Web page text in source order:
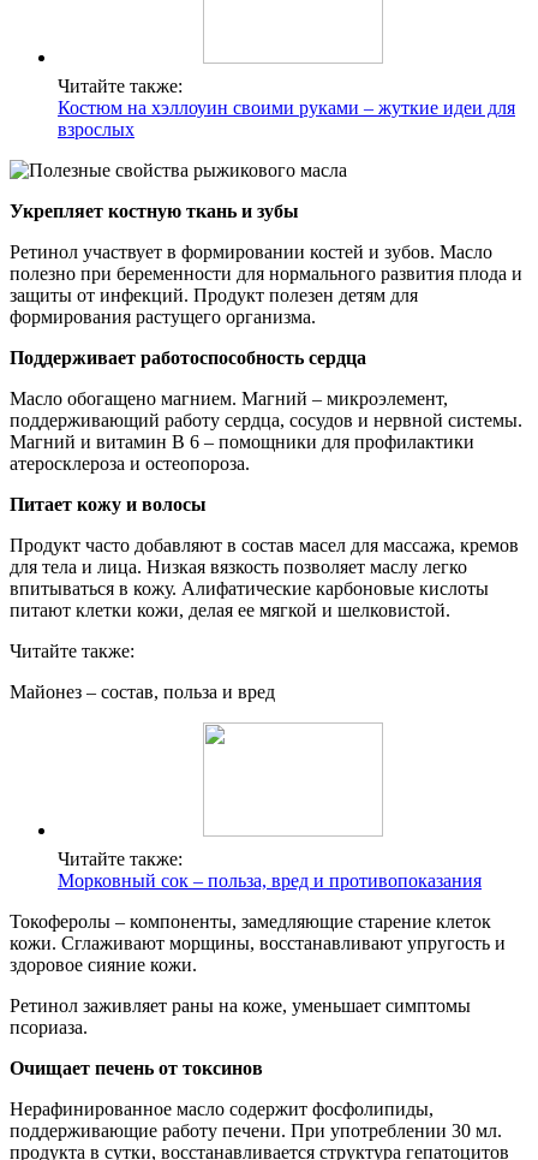
Читайте также:
Костюм на хэллоуин своими руками – жуткие идеи для
взрослых
Укрепляет костную ткань и зубы
Ретинол участвует в формировании костей и зубов. Масло
полезно при беременности для нормального развития плода и
защиты от инфекций. Продукт полезен детям для
формирования растущего организма.
Поддерживает работоспособность сердца
Масло обогащено магнием. Магний – микроэлемент,
поддерживающий работу сердца, сосудов и нервной системы.
Магний и витамин В 6 – помощники для профилактики
атеросклероза и остеопороза.
Питает кожу и волосы
Продукт часто добавляют в состав масел для массажа, кремов
для тела и лица. Низкая вязкость позволяет маслу легко
впитываться в кожу. Алифатические карбоновые кислоты
питают клетки кожи, делая ее мягкой и шелковистой.
Читайте также:
Майонез – состав, польза и вред
Читайте также:
Морковный сок – польза, вред и противопоказания
Токоферолы – компоненты, замедляющие старение клеток
кожи. Сглаживают морщины, восстанавливают упругость и
здоровое сияние кожи.
Ретинол заживляет раны на коже, уменьшает симптомы
псориаза.
Очищает печень от токсинов
Нерафинированное масло содержит фосфолипиды,
поддерживающие работу печени. При употреблении 30 мл.
продукта в сутки, восстанавливается структура гепатоцитов